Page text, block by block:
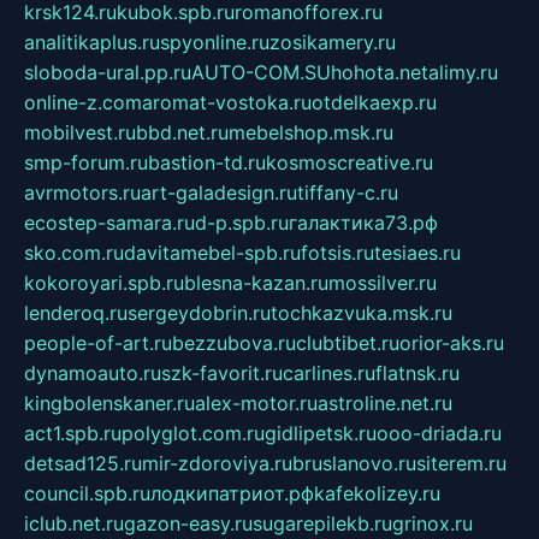
krsk124.rukubok.spb.ruromanofforex.ru
analitikaplus.ruspyonline.ruzosikamery.ru
sloboda-ural.pp.ruAUTO-COM.SUhohota.netalimy.ru
online-z.comaromat-vostoka.ruotdelkaexp.ru
mobilvest.rubbd.net.rumebelshop.msk.ru
smp-forum.rubastion-td.rukosmoscreative.ru
avrmotors.ruart-galadesign.rutiffany-c.ru
ecostep-samara.rud-p.spb.ruгалактика73.рф
sko.com.rudavitamebel-spb.rufotsis.rutesiaes.ru
kokoroyari.spb.rublesna-kazan.rumossilver.ru
lenderoq.rusergeydobrin.rutochkazvuka.msk.ru
people-of-art.rubezzubova.ruclubtibet.ruorior-aks.ru
dynamoauto.ruszk-favorit.rucarlines.ruflatnsk.ru
kingbolenskaner.rualex-motor.ruastroline.net.ru
act1.spb.rupolyglot.com.rugidlipetsk.ruooo-driada.ru
detsad125.rumir-zdoroviya.rubruslanovo.rusiterem.ru
council.spb.ruлодкипатриот.рфkafekolizey.ru
iclub.net.rugazon-easy.rusugarepilekb.rugrinox.ru